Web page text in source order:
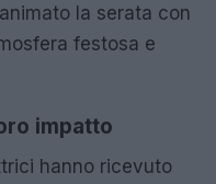
la serata con
festosa e
impatto
hanno ricevuto